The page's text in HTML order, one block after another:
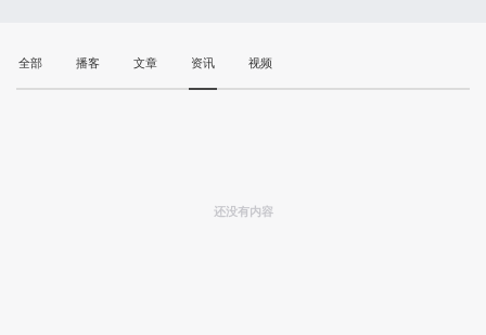
全部 播客 文章 资讯 视频
还没有内容